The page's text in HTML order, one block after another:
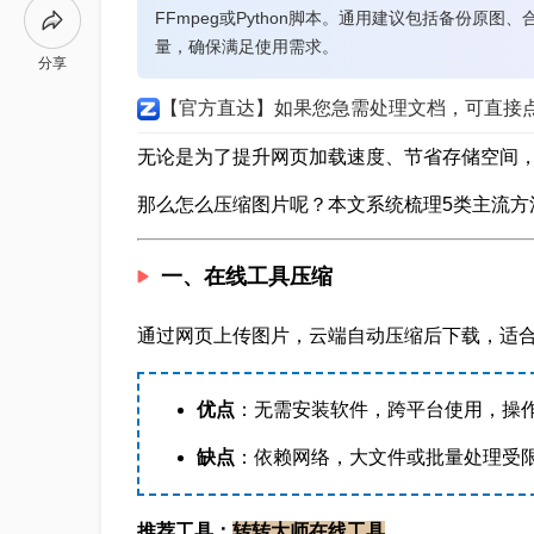
分享
FFmpeg或Python脚本。通用建议包括备份原图、
量，确保满足使用需求。
【官方直达】如果您急需处理文档，可直接
无论是为了提升网页加载速度、节省存储空间
那么怎么压缩图片呢？本文系统梳理5类主流
一、在线工具压缩
通过网页上传图片，云端自动压缩后下载，适
优点 ：无需安装软件，跨平台使用，操
缺点 ：依赖网络，大文件或批量处理受